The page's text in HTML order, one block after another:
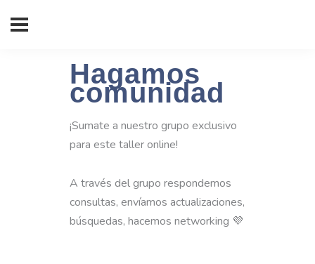
Hagamos
comunidad
¡Sumate a nuestro grupo exclusivo
para este taller online!
A través del grupo respondemos
consultas, envíamos actualizaciones,
búsquedas, hacemos networking 💜